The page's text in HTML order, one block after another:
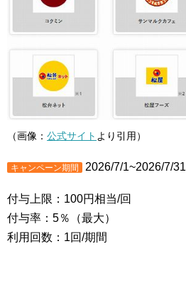
（画像： 公式サイト より引用）
キャンペーン期間 2026/7/1~2026/7/31
付与上限：100円相当/回
付与率：5％（最大）
利用回数：1回/期間